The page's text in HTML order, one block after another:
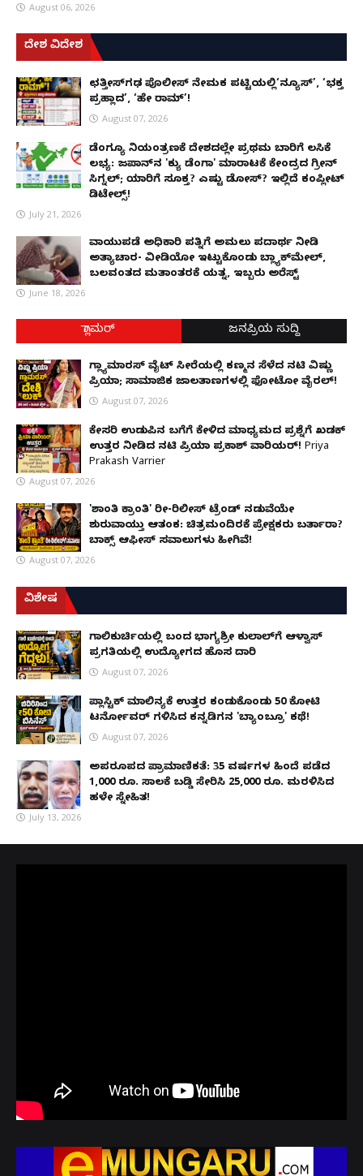
August 06, 2026
ದೇಶ ವಿದೇಶ
ಛತ್ತೀಸ್‌ಗಢ ಪೊಲೀಸ್ ನೇಮಕ ಪಟ್ಟಿಯಲ್ಲಿ‘ನ್ಯೂಸ್’, ‘ಭಕ್ತ
ಪ್ರಹ್ಲಾದ’, ‘ಹೇ ರಾಮ್’!
August 07, 2026
ಡೆಂಗ್ಯೂ ನಿಯಂತ್ರಣಕ್ಕೆ ದೇಶದಲ್ಲೇ ಪ್ರಥಮ ಬಾರಿಗೆ ಲಸಿಕೆ
ಲಭ್ಯ: ಜಪಾನ್‌ನ 'ಕ್ಯು ಡೆಂಗಾ' ಮಾರಾಟಕ್ಕೆ ಕೇಂದ್ರದ ಗ್ರೀನ್
ಸಿಗ್ನಲ್; ಯಾರಿಗೆ ಸೂಕ್ತ? ಎಷ್ಟು ಡೋಸ್? ಇಲ್ಲಿದೆ ಕಂಪ್ಲೀಟ್
ಡಿಟೇಲ್ಸ್!
July 21, 2026
ವಾಯುಪಡೆ ಅಧಿಕಾರಿ ಪತ್ನಿಗೆ ಅಮಲು ಪದಾರ್ಥ ನೀಡಿ
ಅತ್ಯಾಚಾರ- ವೀಡಿಯೋ ಇಟ್ಟುಕೊಂಡು ಬ್ಲ್ಯಾಕ್‌ಮೇಲ್,
ಬಲವಂತದ ಮತಾಂತರಕ್ಕೆ ಯತ್ನ, ಇಬ್ಬರು ಅರೆಸ್ಟ್
June 18, 2026
ಗ್ಲಾಮರ್ ಜನಪ್ರಿಯ ಸುದ್ದಿ
ಗ್ಲ್ಯಾಮಾರಸ್ ವೈಟ್‌ ಸೀರೆಯಲ್ಲಿ ಕಣ್ಮನ ಸೆಳೆದ ನಟಿ ವಿಷ್ಣು
ಪ್ರಿಯಾ; ಸಾಮಾಜಿಕ ಜಾಲತಾಣಗಳಲ್ಲಿ ಫೋಟೋ ವೈರಲ್!
August 07, 2026
ಕೇಸರಿ ಉಡುಪಿನ ಬಗೆಗೆ ಕೇಳಿದ ಮಾಧ್ಯಮದ ಪ್ರಶ್ನೆಗೆ ಖಡಕ್
ಉತ್ತರ ನೀಡಿದ ನಟಿ ಪ್ರಿಯಾ ಪ್ರಕಾಶ್ ವಾರಿಯರ್! Priya
Prakash Varrier
August 07, 2026
'ಶಾಂತಿ ಕ್ರಾಂತಿ' ರೀ-ರಿಲೀಸ್ ಟ್ರೆಂಡ್ ನಡುವೆಯೇ
ಶುರುವಾಯ್ತು ಆತಂಕ: ಚಿತ್ರಮಂದಿರಕ್ಕೆ ಪ್ರೇಕ್ಷಕರು ಬರ್ತಾರಾ?
ಬಾಕ್ಸ್ ಆಫೀಸ್ ಸವಾಲುಗಳು ಹೀಗಿವೆ!
August 07, 2026
ವಿಶೇಷ
ಗಾಲಿಕುರ್ಚಿಯಲ್ಲಿ ಬಂದ ಭಾಗ್ಯಶ್ರೀ ಕುಲಾಲ್‌ಗೆ ಆಳ್ವಾಸ್
ಪ್ರಗತಿಯಲ್ಲಿ ಉದ್ಯೋಗದ ಹೊಸ ದಾರಿ
August 07, 2026
ಪ್ಲಾಸ್ಟಿಕ್ ಮಾಲಿನ್ಯಕ್ಕೆ ಉತ್ತರ ಕಂಡುಕೊಂಡು ₹50 ಕೋಟಿ
ಟರ್ನೋವರ್ ಗಳಿಸಿದ ಕನ್ನಡಿಗನ 'ಬ್ಯಾಂಬ್ರೂ' ಕಥೆ!
August 07, 2026
ಅಪರೂಪದ ಪ್ರಾಮಾಣಿಕತೆ: 35 ವರ್ಷಗಳ ಹಿಂದೆ ಪಡೆದ
1,000 ರೂ. ಸಾಲಕ್ಕೆ ಬಡ್ಡಿ ಸೇರಿಸಿ 25,000 ರೂ. ಮರಳಿಸಿದ
ಹಳೇ ಸ್ನೇಹಿತ!
July 13, 2026